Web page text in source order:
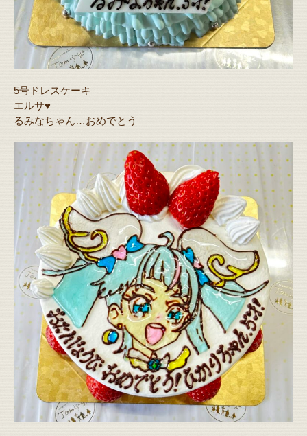
5号ドレスケーキ
エルサ♥️
るみなちゃん…おめでとう